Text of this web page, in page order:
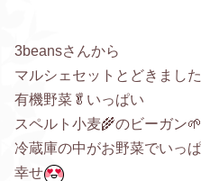
3beansさんから
マルシェセットとどきました
有機野菜🥬いっぱい
スペルト小麦🌾のビーガン
冷蔵庫の中がお野菜でいっ
幸せ